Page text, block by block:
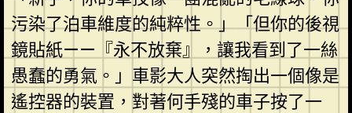
污染了泊車維度的純粹性。」「但你的後視
鏡貼紙——『永不放棄』，讓我看到了一絲
愚蠢的勇氣。」車影大人突然掏出一個像是
遙控器的裝置，對著何手殘的車子按了一